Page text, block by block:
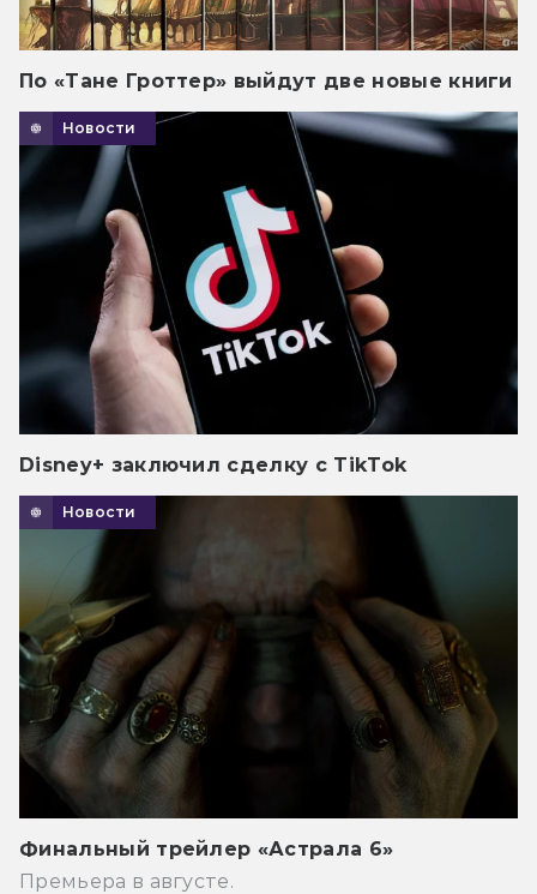
По «Тане Гроттер» выйдут две новые книги
Новости
Disney+ заключил сделку с TikTok
Новости
Финальный трейлер «Астрала 6»
Премьера в августе.